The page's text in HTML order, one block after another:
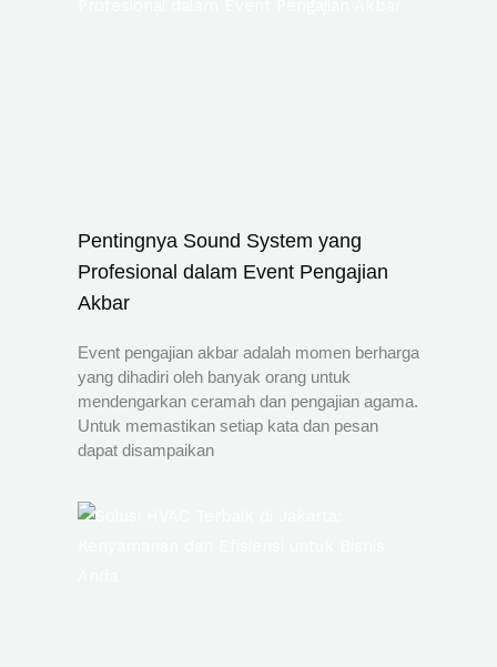
Pentingnya Sound System yang
Profesional dalam Event Pengajian
Akbar
Event pengajian akbar adalah momen berharga
yang dihadiri oleh banyak orang untuk
mendengarkan ceramah dan pengajian agama.
Untuk memastikan setiap kata dan pesan
dapat disampaikan